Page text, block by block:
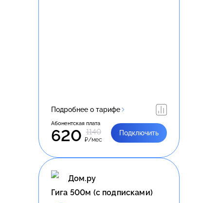
Подробнее о тарифе
Абонентская плата
620 1140
₽/мес
Подключить
Дом.ру
Гига 500м (с подписками)